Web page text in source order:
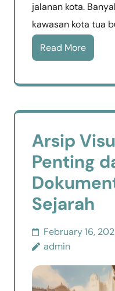
jalanan kota.
kawasan kota tua
Read More
Arsip
Penting
Sejarah
February 16,
admin